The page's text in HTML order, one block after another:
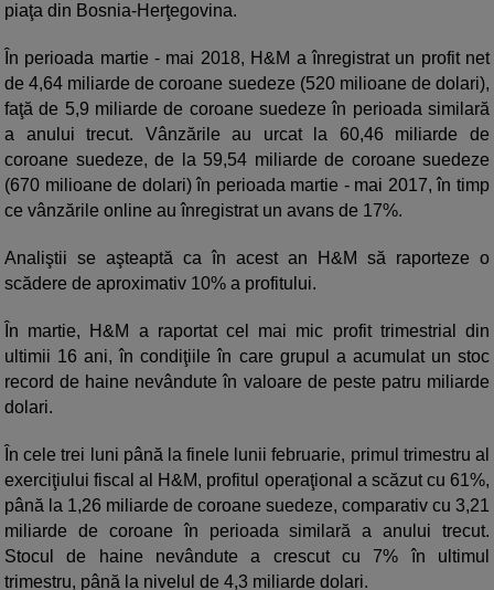
piaţa din Bosnia-Herţegovina.
În perioada martie - mai 2018, H&M a înregistrat un profit net
de 4,64 miliarde de coroane suedeze (520 milioane de dolari),
faţă de 5,9 miliarde de coroane suedeze în perioada similară
a anului trecut. Vânzările au urcat la 60,46 miliarde de
coroane suedeze, de la 59,54 miliarde de coroane suedeze
(670 milioane de dolari) în perioada martie - mai 2017, în timp
ce vânzările online au înregistrat un avans de 17%.
Analiştii se aşteaptă ca în acest an H&M să raporteze o
scădere de aproximativ 10% a profitului.
În martie, H&M a raportat cel mai mic profit trimestrial din
ultimii 16 ani, în condiţiile în care grupul a acumulat un stoc
record de haine nevândute în valoare de peste patru miliarde
dolari.
În cele trei luni până la finele lunii februarie, primul trimestru al
exerciţiului fiscal al H&M, profitul operaţional a scăzut cu 61%,
până la 1,26 miliarde de coroane suedeze, comparativ cu 3,21
miliarde de coroane în perioada similară a anului trecut.
Stocul de haine nevândute a crescut cu 7% în ultimul
trimestru, până la nivelul de 4,3 miliarde dolari.